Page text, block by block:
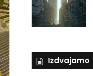
Izdvajamo